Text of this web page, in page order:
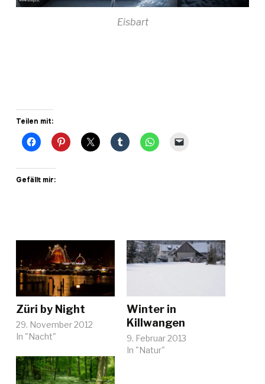
Eisbart
Teilen mit:
Gefällt mir:
Züri by Night
29. November 2012
In "Nacht"
Winter in
Killwangen
9. Februar 2013
In "Natur"